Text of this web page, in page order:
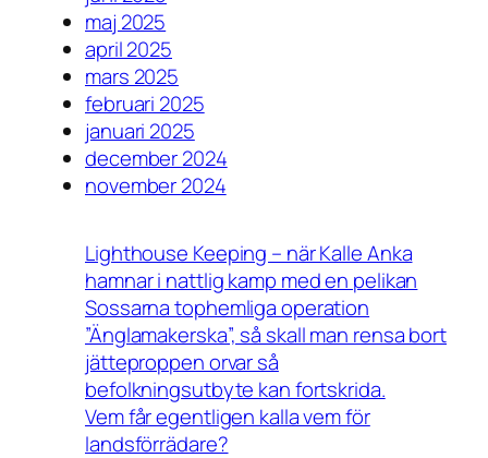
maj 2025
april 2025
mars 2025
februari 2025
januari 2025
december 2024
november 2024
Lighthouse Keeping – när Kalle Anka
hamnar i nattlig kamp med en pelikan
Sossarna tophemliga operation
”Änglamakerska”, så skall man rensa bort
jätteproppen orvar så
befolkningsutbyte kan fortskrida.
Vem får egentligen kalla vem för
landsförrädare?